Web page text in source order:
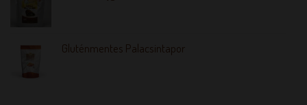
Gluténmentes Palacsintapor